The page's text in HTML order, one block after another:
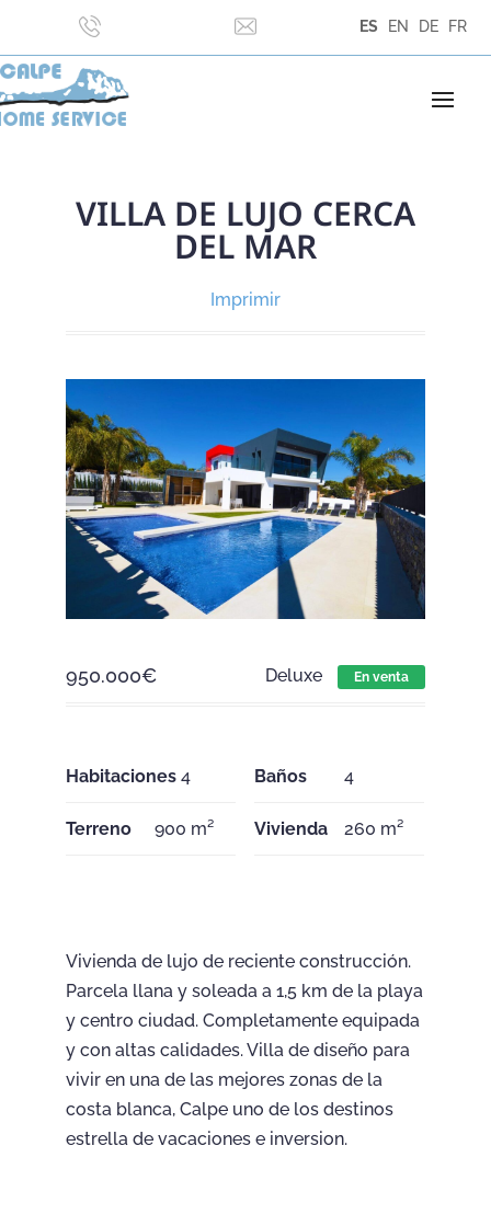
ES EN DE FR
VILLA DE LUJO CERCA
DEL MAR
Imprimir
950.000€ Deluxe En venta
Habitaciones 4 Baños 4
Terreno 900 m² Vivienda 260 m²
Vivienda de lujo de reciente construcción.
Parcela llana y soleada a 1,5 km de la playa
y centro ciudad. Completamente equipada
y con altas calidades. Villa de diseño para
vivir en una de las mejores zonas de la
costa blanca, Calpe uno de los destinos
estrella de vacaciones e inversion.